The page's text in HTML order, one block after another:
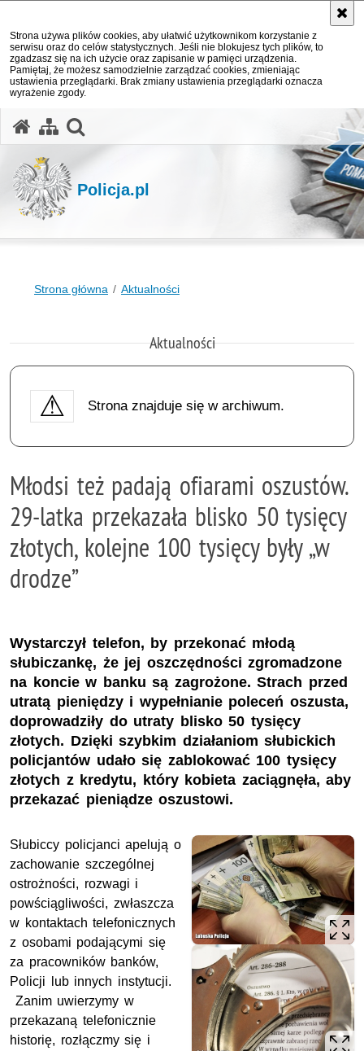
Strona używa plików cookies, aby ułatwić użytkownikom korzystanie z
serwisu oraz do celów statystycznych. Jeśli nie blokujesz tych plików, to
zgadzasz się na ich użycie oraz zapisanie w pamięci urządzenia.
Pamiętaj, że możesz samodzielnie zarządzać cookies, zmieniając
ustawienia przeglądarki. Brak zmiany ustawienia przeglądarki oznacza
wyrażenie zgody.
Policja.pl
Strona główna Aktualności
Aktualności
Strona znajduje się w archiwum.
Młodsi też padają ofiarami oszustów.
29-latka przekazała blisko 50 tysięcy
złotych, kolejne 100 tysięcy były „w
drodze”
Wystarczył telefon, by przekonać młodą
słubiczankę, że jej oszczędności zgromadzone
na koncie w banku są zagrożone. Strach przed
utratą pieniędzy i wypełnianie poleceń oszusta,
doprowadziły do utraty blisko 50 tysięcy
złotych. Dzięki szybkim działaniom słubickich
policjantów udało się zablokować 100 tysięcy
złotych z kredytu, który kobieta zaciągnęła, aby
przekazać pieniądze oszustowi.
Słubiccy policjanci apelują o
zachowanie szczególnej
ostrożności, rozwagi i
powściągliwości, zwłaszcza
w kontaktach telefonicznych
z osobami podającymi się
za pracowników banków,
Policji lub innych instytucji.
Zanim uwierzymy w
przekazaną telefonicznie
historię, rozłączmy się i